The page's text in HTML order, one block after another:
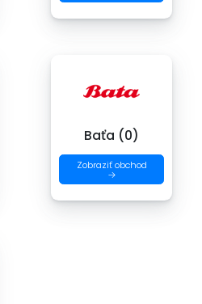
Baťa (0)
Zobraziť obchod
→